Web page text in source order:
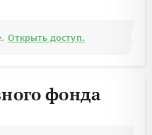
Открыть доступ.
фонда